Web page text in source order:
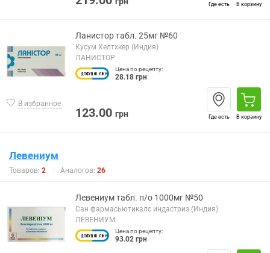
Где есть В корзину
В избранное
Ланистор табл. 25мг №60
Кусум Хелтхкер (Индия)
ЛАНИСТОР
Цена по рецепту:
28.18 грн
123.00 грн Где есть В корзину
Левениум
Товаров: 2 Аналогов: 26
Левениум табл. п/о 1000мг №50
Сан фармасьютикалс индастриз (Индия)
ЛЕВЕНИУМ
Цена по рецепту:
93.02 грн